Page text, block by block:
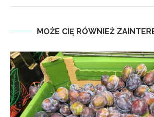
MOŻE CIĘ RÓWNIEŻ